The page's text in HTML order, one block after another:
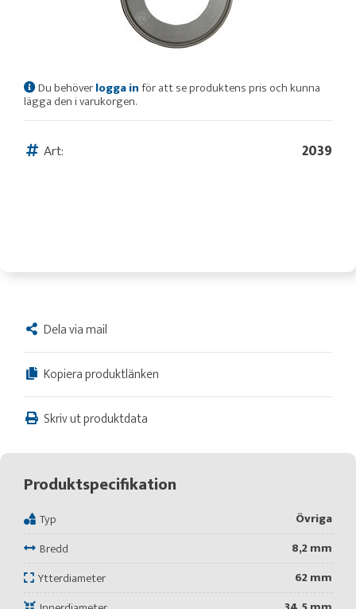
Du behöverlogga inför att se produktens pris och kunna
lägga den i varukorgen.
Art: 2039
Dela via mail
Kopiera produktlänken
Skriv ut produktdata
Produktspecifikation
Typ
Övriga
Bredd
8,2 mm
Ytterdiameter
62 mm